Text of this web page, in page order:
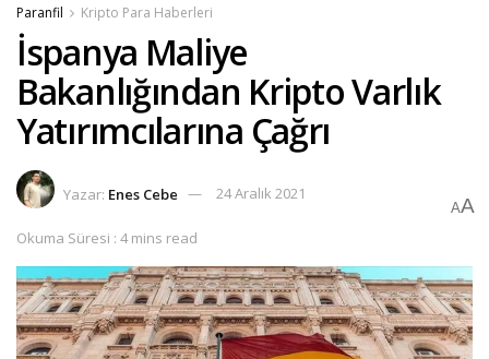
Paranfil Kripto Para Haberleri
İspanya Maliye
Bakanlığından Kripto Varlık
Yatırımcılarına Çağrı
Yazar: Enes Cebe 24 Aralık 2021
Okuma Süresi : 4 mins read
AA